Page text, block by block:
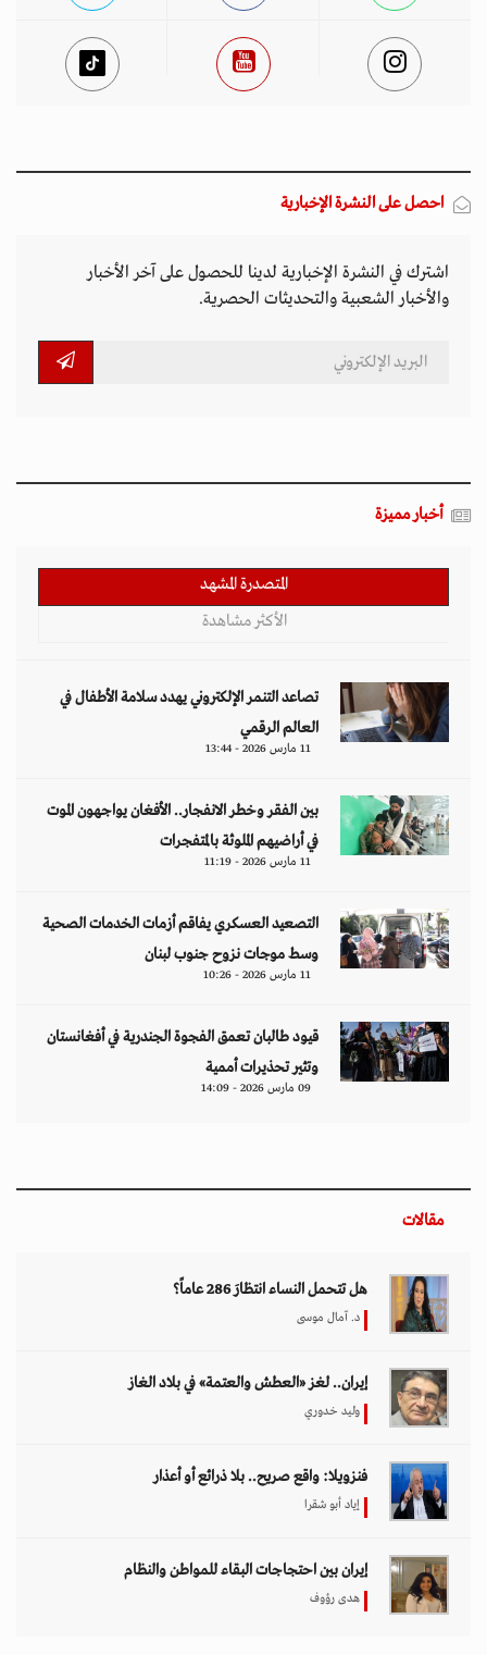
احصل على النشرة الإخبارية
اشترك في النشرة الإخبارية لدينا للحصول على آخر الأخبار
والأخبار الشعبية والتحديثات الحصرية.
أخبار مميزة
المتصدرة المشهد
الأكثر مشاهدة
تصاعد التنمر الإلكتروني يهدد سلامة الأطفال في
العالم الرقمي
11 مارس 2026 - 13:44
بين الفقر وخطر الانفجار.. الأفغان يواجهون الموت
في أراضيهم الملوثة بالمتفجرات
11 مارس 2026 - 11:19
التصعيد العسكري يفاقم أزمات الخدمات الصحية
وسط موجات نزوح جنوب لبنان
11 مارس 2026 - 10:26
قيود طالبان تعمق الفجوة الجندرية في أفغانستان
وتثير تحذيرات أممية
09 مارس 2026 - 14:09
مقالات
هل تتحمل النساء انتظارَ 286 عاماً؟
د. آمال موسى
إيران.. لغز «العطش والعتمة» في بلاد الغاز
وليد خدوري
فنزويلا: واقع صريح.. بلا ذرائع أو أعذار
إياد أبو شقرا
إيران بين احتجاجات البقاء للمواطن والنظام
هدى رؤوف